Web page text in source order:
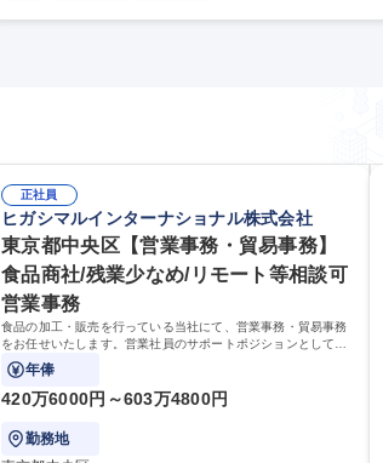
正社員
ヒガシマルインターナショナル株式会社
東京都中央区【営業事務・貿易事務】
食品商社/残業少なめ/リモート等相談可
営業事務
食品の加工・販売を行っている当社にて、営業事務・貿易事務
をお任せいたします。営業社員のサポートポジションとして、
受発注から海外工場との調整まで幅広く対応し、当社事業の根
幹を支えていただきます。
年俸
420万6000円～603万4800円
勤務地